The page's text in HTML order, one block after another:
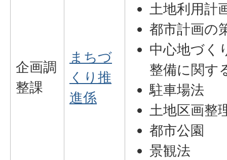
企画調
整課
まちづ
くり推
進係
土地利用計
都市計画の
中心地づく
整備に関す
駐車場法
土地区画整
都市公園
景観法